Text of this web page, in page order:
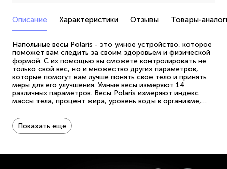
Описание Характеристики Отзывы Товары-
Напольные весы Polaris - это умное устройство, которое
поможет вам следить за своим здоровьем и физической
формой. С их помощью вы сможете контролировать не
только свой вес, но и множество других параметров,
которые помогут вам лучше понять свое тело и принять
меры для его улучшения. Умные весы измеряют 14
различных параметров. Весы Polaris измеряют индекс
массы тела, процент жира, уровень воды в организме,
базовый расход калорий, мышечную массу, костную
массу, массу тела без жира, долю скелетных мышц,
уровень белка и биологический возраст. Напольные весы
Показать еще